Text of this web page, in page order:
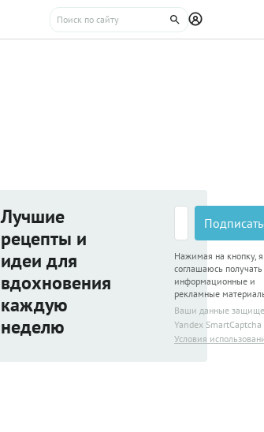
Лучшие
рецепты и
идеи для
вдохновения
каждую
неделю
Нажимая на кнопку, я
соглашаюсь получать
информационные и
рекламные
Ваши данные
Yandex SmartCaptcha
Условия